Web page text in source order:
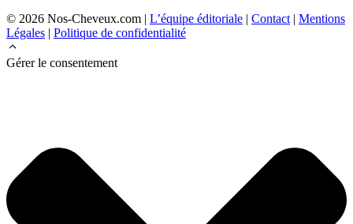
© 2026 Nos-Cheveux.com | L’équipe éditoriale | Contact | Mentions
Légales | Politique de confidentialité
Gérer le consentement